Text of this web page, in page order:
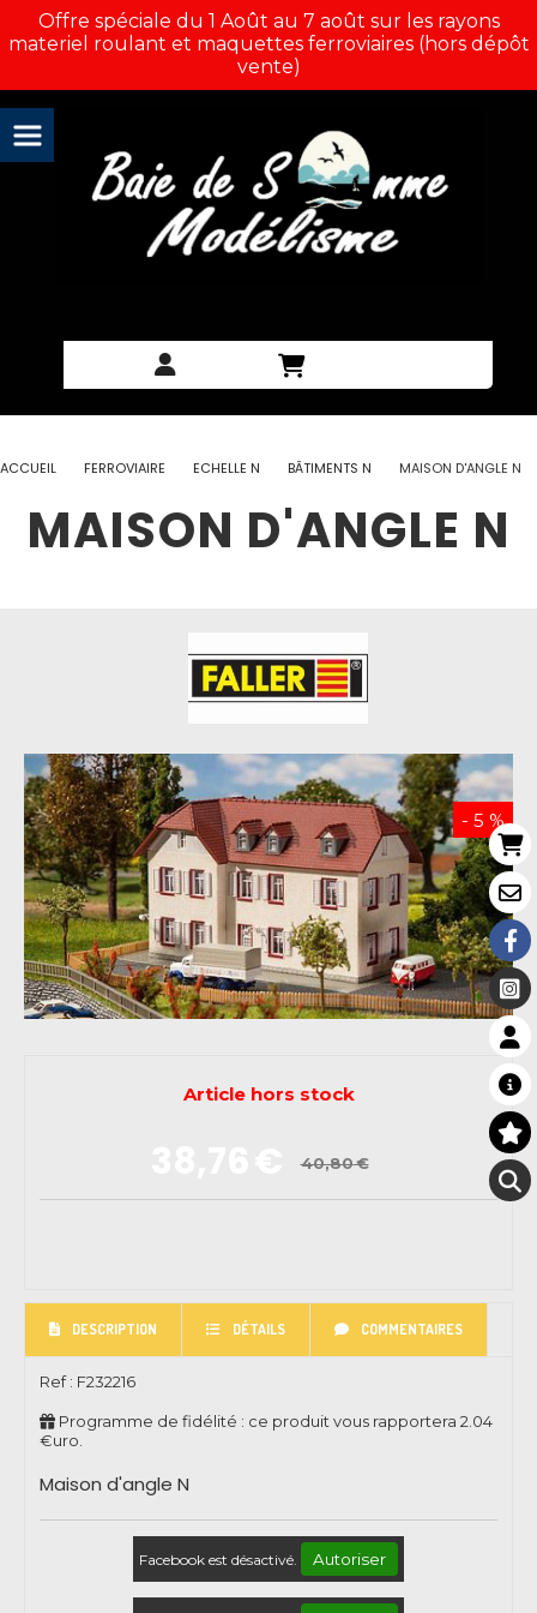
Offre spéciale du 1 Août au 7 août sur les rayons
materiel roulant et maquettes ferroviaires (hors dépôt
vente)
ACCUEIL FERROVIAIRE ECHELLE N BÂTIMENTS N MAISON D'ANGLE N
MAISON D'ANGLE N
- 5 %
40,80€
Article hors stock
DESCRIPTION DÉTAILS COMMENTAIRES
Ref : F232216
Programme de fidélité : ce produit vous rapportera 2.04
€uro.
Maison d'angle N
Facebook est désactivé. Autoriser
Panneau de gestion des cookies